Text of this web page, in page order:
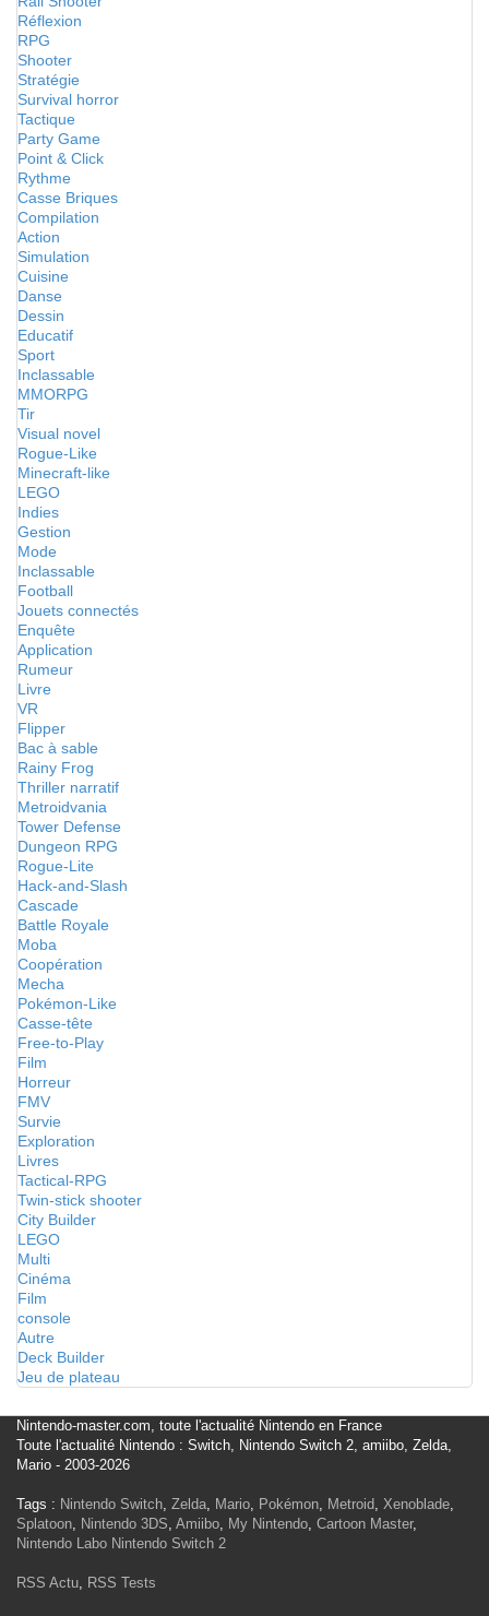
Réflexion
RPG
Shooter
Stratégie
Survival horror
Tactique
Party Game
Point & Click
Rythme
Casse Briques
Compilation
Action
Simulation
Cuisine
Danse
Dessin
Educatif
Sport
Inclassable
MMORPG
Tir
Visual novel
Rogue-Like
Minecraft-like
LEGO
Indies
Gestion
Mode
Inclassable
Football
Jouets connectés
Enquête
Application
Rumeur
Livre
VR
Flipper
Bac à sable
Rainy Frog
Thriller narratif
Metroidvania
Tower Defense
Dungeon RPG
Rogue-Lite
Hack-and-Slash
Cascade
Battle Royale
Moba
Coopération
Mecha
Pokémon-Like
Casse-tête
Free-to-Play
Film
Horreur
FMV
Survie
Exploration
Livres
Tactical-RPG
Twin-stick shooter
City Builder
LEGO
Multi
Cinéma
Film
console
Autre
Deck Builder
Jeu de plateau
Nintendo-master.com, toute l'actualité Nintendo en France
Toute l'actualité Nintendo : Switch, Nintendo Switch 2, amiibo, Zelda,
Mario - 2003-2026
Tags : Nintendo Switch, Zelda, Mario, Pokémon, Metroid, Xenoblade,
Splatoon, Nintendo 3DS, Amiibo, My Nintendo, Cartoon Master,
Nintendo Labo Nintendo Switch 2
RSS Actu, RSS Tests